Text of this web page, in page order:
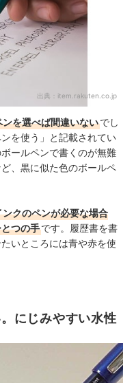
出典： item.rakuten.co.jp
を選べば間違いないでし
を使う」と記載されてい
ールペンで書くのが無難
、黒に似た色のボールペ
クのペンが必要な場合
つの手です。履歴書を書
いところには青や赤を使
にじみやすい水性